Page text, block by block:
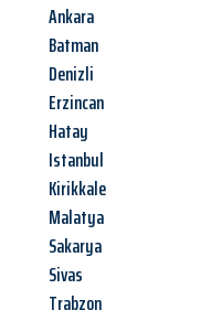
Ankara
Batman
Denizli
Erzincan
Hatay
Istanbul
Kirikkale
Malatya
Sakarya
Sivas
Trabzon